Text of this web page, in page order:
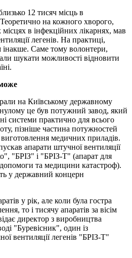
12 тисяч місць в
на кожного хворого,
в інфекційних лікарнях, мав
легенів. На практиці,
інакше. Саме тому волонтери,
шукати можливості відновити
на Київському державному
це був потужний завод, який
системи практично для всього
пізніше частина потужностей
медичних приладів.
апарати штучної вентиляції
"БРІЗ" і "БРІЗ-Т" (апарат для
та медицини катастроф).
у державний концерн
у рік, але коли була гостра
то і тисячу апаратів за вісім
директор з виробництва
"Буревісник", один із
вентиляції легенів "БРІЗ-Т"